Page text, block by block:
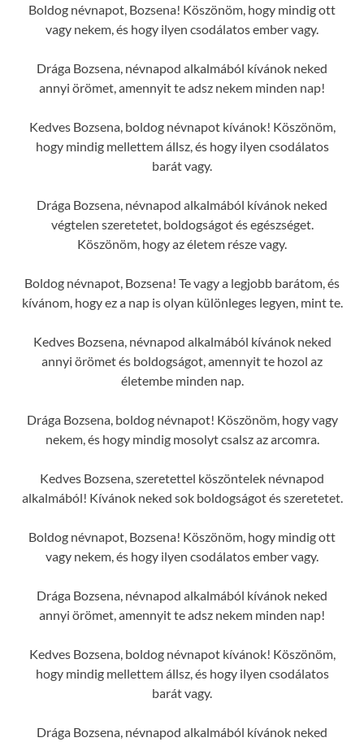
Boldog névnapot, Bozsena! Köszönöm, hogy mindig ott
vagy nekem, és hogy ilyen csodálatos ember vagy.
Drága Bozsena, névnapod alkalmából kívánok neked
annyi örömet, amennyit te adsz nekem minden nap!
Kedves Bozsena, boldog névnapot kívánok! Köszönöm,
hogy mindig mellettem állsz, és hogy ilyen csodálatos
barát vagy.
Drága Bozsena, névnapod alkalmából kívánok neked
végtelen szeretetet, boldogságot és egészséget.
Köszönöm, hogy az életem része vagy.
Boldog névnapot, Bozsena! Te vagy a legjobb barátom, és
kívánom, hogy ez a nap is olyan különleges legyen, mint te.
Kedves Bozsena, névnapod alkalmából kívánok neked
annyi örömet és boldogságot, amennyit te hozol az
életembe minden nap.
Drága Bozsena, boldog névnapot! Köszönöm, hogy vagy
nekem, és hogy mindig mosolyt csalsz az arcomra.
Kedves Bozsena, szeretettel köszöntelek névnapod
alkalmából! Kívánok neked sok boldogságot és szeretetet.
Boldog névnapot, Bozsena! Köszönöm, hogy mindig ott
vagy nekem, és hogy ilyen csodálatos ember vagy.
Drága Bozsena, névnapod alkalmából kívánok neked
annyi örömet, amennyit te adsz nekem minden nap!
Kedves Bozsena, boldog névnapot kívánok! Köszönöm,
hogy mindig mellettem állsz, és hogy ilyen csodálatos
barát vagy.
Drága Bozsena, névnapod alkalmából kívánok neked